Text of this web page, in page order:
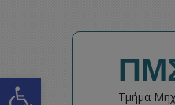
Open toolbar Τμήμα